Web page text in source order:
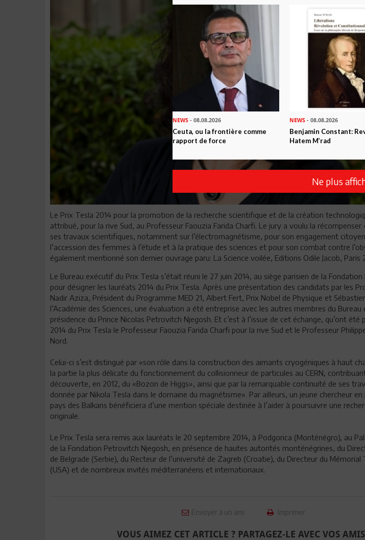
Le Prix Tesla 2014 pour la promotion de la recherche scientifique et de la création
attribué, pour la rive Sud, au Professeur Faouzia Farida Charfi. Le jury a voulu la récompenser
ses travaux scientifiques, notamment sur l’électromagnétisme, pour son engagement
l’accession des femmes à l’étude et à la pratique des sciences et pour son combat contre
également mentionné son dernier ouvrage paru: La Science voilée, Editions Odile Jacob, Paris
Le Bureau exécutif du Prix Tesla s’était réuni le 27 juin 2014, au siège parisien de la
pour désigner les lauréats 2014 du Prix Tesla. Après une présentation des candidats par les
Nadir Aziza, Président du Programme MED 21, Albert Fert, Prix Nobel de Physique et
l’Académie des Sciences, une évaluation a été entreprise avec les autres membres du
présidence du Prince Nicolas Petrovitch Njegosh. Et c’est à l’issue de cet échange, qu’ont été
2014 du Prix Tesla le Professeur Faouzia Farida Charfi pour la rive Sud et le Professeur
Nord.
Celui-ci s’est distingué par «son rôle dans la construction des aimants cryogéniques à haut
la partie la plus délicate du fonctionnement du collisionneur de particules au CERN,
découverte, en 2012, du «Bozon de Higgs», ainsi que par la remarquable continuité de ses
donnée par Nikola Tesla dans le domaine du magnétisme». Par ailleurs, un jeune chercheur en
pays des Balkans bénéficiera d’une mention spéciale destinée à l’aider à poursuivre une
originale.
Le Prix Tesla sera remis aux lauréats le 20 septembre 2014, à Podgorica (Monténégro), au
de la Fondation Petrovitch Njegosh, en présence de hautes autorités monténégrines, du
de Belgrade (Serbie), du Recteur de l’université de Zagreb (Croatie), du Directeur du Mémorial
(USA) et de nombreux invités méditerranéens et internationaux.
Envoyer à un ami Imprimer
VOUS AIMEZ CET ARTICLE ? PARTAGEZ-LE AVEC VOS
NEWS - 08.08.2026
Ceuta, ou la frontière comme
rapport de force
NEWS - 08.08.2026
Benjamin Constant:
Hatem M’rad
Ne plus